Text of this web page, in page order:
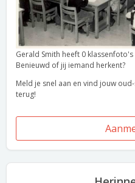
Gerald Smith heeft 0
Benieuwd of jij iemand herkent?
Meld je snel aan en vind jouw
terug!